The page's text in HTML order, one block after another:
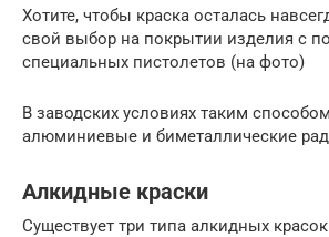
Хотите, чтобы краска осталась
свой выбор на покрытии изделия с
специальных пистолетов (на фото)
В заводских условиях таким
алюминиевые и биметаллические
Алкидные краски
Существует три типа алкидных